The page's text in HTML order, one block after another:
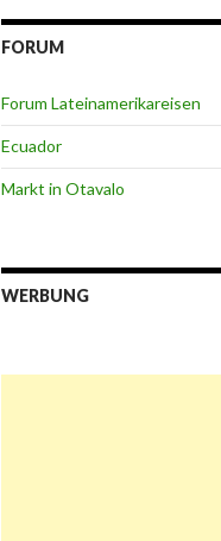
FORUM
Forum Lateinamerikareisen
Ecuador
Markt in Otavalo
WERBUNG